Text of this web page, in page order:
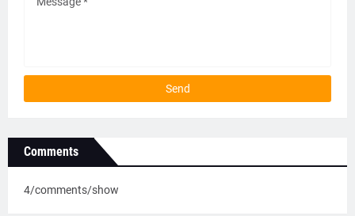
Comments
4/comments/show